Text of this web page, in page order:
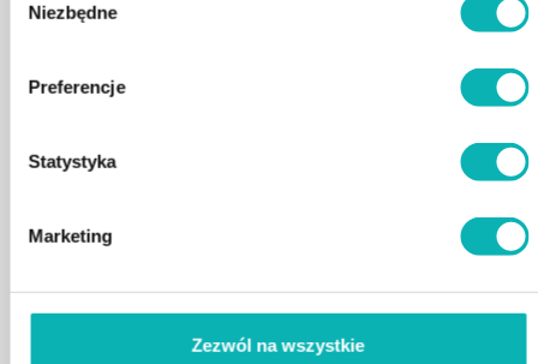
zgody
Niezbędne
Preferencje
Statystyka
Marketing
Zezwól na wszystkie
29900zł